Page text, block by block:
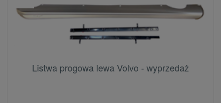
Listwa progowa lewa Volvo - wyprzedaż